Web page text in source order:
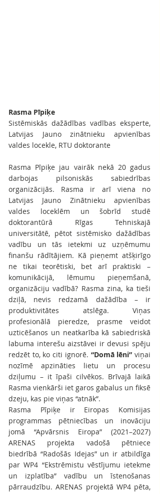
Rasma Pīpiķe
Sistēmiskās dažādības vadības eksperte,
Latvijas Jauno zinātnieku apvienības
valdes locekle, RTU doktorante
Rasma Pīpiķe jau vairāk nekā 20 gadus
darbojas pilsoniskās sabiedrības
organizācijās. Rasma ir arī viena no
Latvijas Jauno Zinātnieku apvienības
valdes loceklēm un šobrīd studē
doktorantūrā Rīgas Tehniskajā
universitātē, pētot sistēmisko dažādības
vadību un tās ietekmi uz uzņēmumu
finanšu rādītājiem. Kā pieņemt atšķirīgo
ne tikai teorētiski, bet arī praktiski –
komunikācijā, lēmumu pieņemšanā,
organizāciju vadībā? Rasma zina, ka tieši
dziļā, nevis redzamā dažādība – ir
produktivitātes atslēga. Viņas
profesionālā pieredze, prasme veidot
uzticēšanos un neatkarība kā sabiedriskā
labuma interešu aizstāvei ir devusi spēju
redzēt to, ko citi ignorē. “Domā lēni” viņai
nozīmē apzināties lietu un procesu
dziļumu – it īpaši cilvēkos. Brīvajā laikā
Rasma vienkārši iet garos gabalus un fiksē
dzeju, kas pie viņas “atnāk”.
Rasma Pīpiķe ir Eiropas Komisijas
programmas pētniecības un inovāciju
jomā “Apvārsnis Eiropa” (2021–2027)
ARENAS projekta vadošā pētniece
biedrībā “Radošās Idejas” un ir atbildīga
par WP4 “Ekstrēmistu vēstījumu ietekme
un izplatība” vadību un īstenošanas
pārraudzību. ARENAS projektā WP4 pēta,